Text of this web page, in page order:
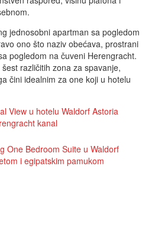
jednosobni apartman sa pogledom
ono što naziv obećava, prostrani
pogledom na čuveni Herengracht.
različitih zona za spavanje,
čini idealnim za one koji u hotelu